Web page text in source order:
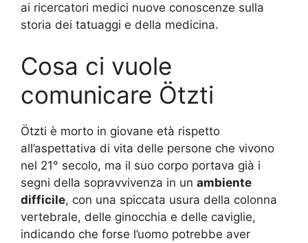
ai ricercatori medici nuove conoscenze sulla
storia dei tatuaggi e della medicina.
Cosa ci vuole
comunicare Ötzti
Ötzti è morto in giovane età rispetto
all’aspettativa di vita delle persone che vivono
nel 21° secolo, ma il suo corpo portava già i
segni della sopravvivenza in un ambiente
difficile, con una spiccata usura della colonna
vertebrale, delle ginocchia e delle caviglie,
indicando che forse l’uomo potrebbe aver